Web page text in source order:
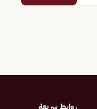
روابط سريعة